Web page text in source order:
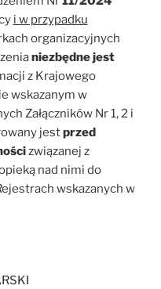
i w przypadku
organizacyjnych
niezbędne jest
z Krajowego
wskazanym w
Załączników Nr 1, 2 i
jestprzed
związanej z
nad nimi do
wskazanych w